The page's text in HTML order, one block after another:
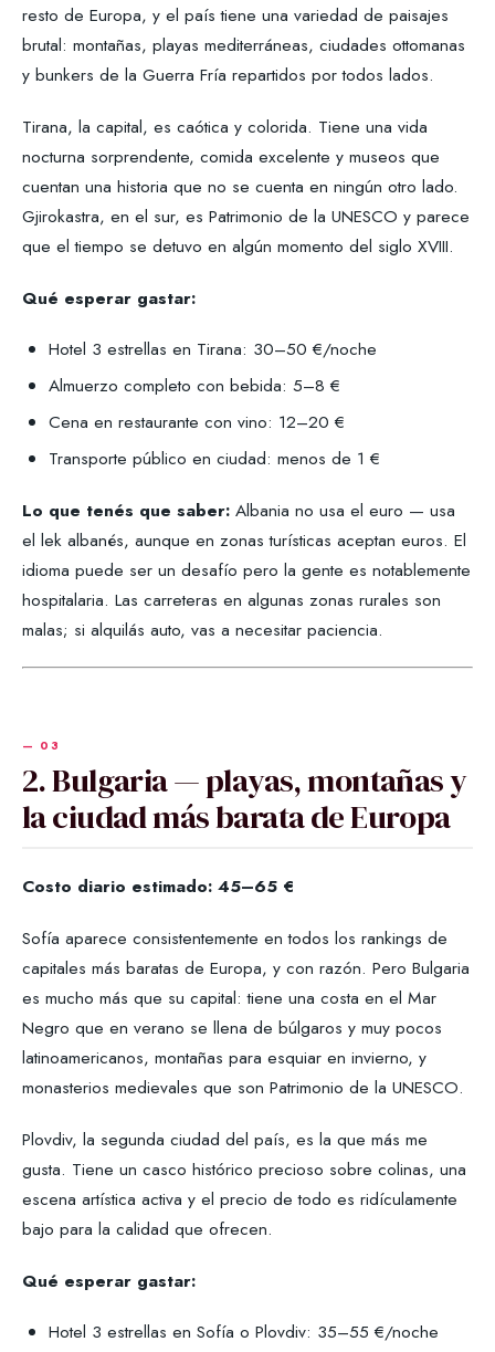
resto de Europa, y el país tiene una variedad de paisajes
brutal: montañas, playas mediterráneas, ciudades ottomanas
y bunkers de la Guerra Fría repartidos por todos lados.
Tirana, la capital, es caótica y colorida. Tiene una vida
nocturna sorprendente, comida excelente y museos que
cuentan una historia que no se cuenta en ningún otro lado.
Gjirokastra, en el sur, es Patrimonio de la UNESCO y parece
que el tiempo se detuvo en algún momento del siglo XVIII.
Qué esperar gastar:
Hotel 3 estrellas en Tirana: 30–50 €/noche
Almuerzo completo con bebida: 5–8 €
Cena en restaurante con vino: 12–20 €
Transporte público en ciudad: menos de 1 €
Lo que tenés que saber: Albania no usa el euro — usa
el lek albanés, aunque en zonas turísticas aceptan euros. El
idioma puede ser un desafío pero la gente es notablemente
hospitalaria. Las carreteras en algunas zonas rurales son
malas; si alquilás auto, vas a necesitar paciencia.
2. Bulgaria — playas, montañas y
la ciudad más barata de Europa
Costo diario estimado: 45–65 €
Sofía aparece consistentemente en todos los rankings de
capitales más baratas de Europa, y con razón. Pero Bulgaria
es mucho más que su capital: tiene una costa en el Mar
Negro que en verano se llena de búlgaros y muy pocos
latinoamericanos, montañas para esquiar en invierno, y
monasterios medievales que son Patrimonio de la UNESCO.
Plovdiv, la segunda ciudad del país, es la que más me
gusta. Tiene un casco histórico precioso sobre colinas, una
escena artística activa y el precio de todo es ridículamente
bajo para la calidad que ofrecen.
Qué esperar gastar:
Hotel 3 estrellas en Sofía o Plovdiv: 35–55 €/noche